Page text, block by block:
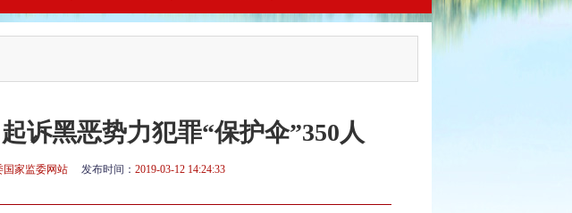
诉黑恶势力犯罪“保护伞”350人
国家监委网站 发布时间： 2019-03-12 14:24:33